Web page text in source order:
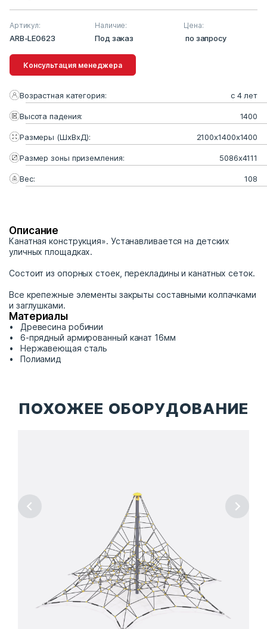
Артикул:
ARB-LE0623
Наличие:
Под заказ
Цена:
по запросу
Консультация менеджера
Возрастная категория: с 4 лет
Высота падения: 1400
Размеры (ШхВхД): 2100х1400х1400
Размер зоны приземления: 5086х4111
Вес: 108
Описание
Канатная конструкция». Устанавливается на детских
уличных площадках.
Состоит из опорных стоек, перекладины и канатных сеток.
Все крепежные элементы закрыты составными колпачками
и заглушками.
Материалы
Древесина робинии
6-прядный армированный канат 16мм
Нержавеющая сталь
Полиамид
ПОХОЖЕЕ ОБОРУДОВАНИЕ